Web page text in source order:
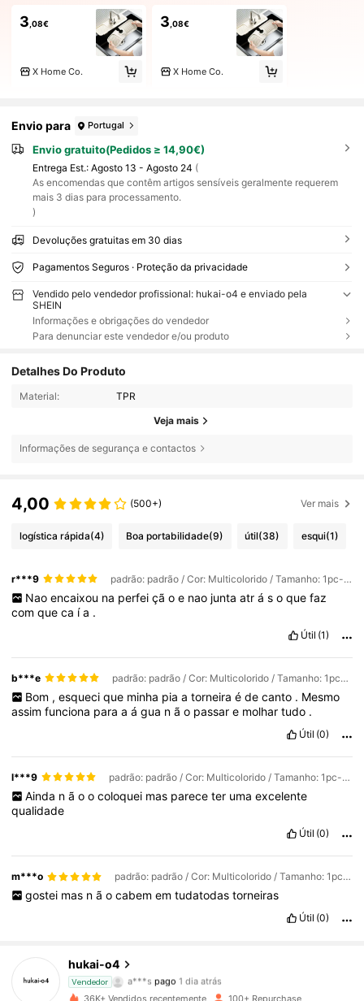
3 ,08€
X Home Co.
3 ,08€
X Home Co.
Envio para Portugal
Envio gratuito(Pedidos ≥ 14,90€)
Entrega Est.: Agosto 13 - Agosto 24 (
As encomendas que contêm artigos sensíveis geralmente requerem
mais 3 dias para processamento.
)
Devoluções gratuitas em 30 dias
Pagamentos Seguros · Proteção da privacidade
Vendido pelo vendedor profissional: hukai-o4 e enviado pela
SHEIN
Informações e obrigações do vendedor
Para denunciar este vendedor e/ou produto
Detalhes Do Produto
Material: TPR
Veja mais
Informações de segurança e contactos
4,00 (500+) Ver mais
logística rápida(4) Boa portabilidade(9) útil(38) esqui(1)
r***9 padrão: padrão / Cor: Multicolorido / Tamanho: 1pc-cinza
Nao encaixou na perfei çã o e nao junta atr á s o que faz
comqueca ía .
Útil (1)
b***e padrão: padrão / Cor: Multicolorido / Tamanho: 1pc-cinza
Bom , esqueci que minha pia a torneira é de canto . Mesmo
assimfunciona paraaágua não passare molhartudo .
Útil (0)
l***9 padrão: padrão / Cor: Multicolorido / Tamanho: 1pc-amarelo
Ainda n ã o o coloquei mas parece ter uma excelente
qualidade
Útil (0)
m***o padrão: padrão / Cor: Multicolorido / Tamanho: 1pc-cinza
gostei mas n ã o cabem em tudatodas torneiras
Útil (0)
hukai-o4
Vendedor
4,35
a***s pago 1 dia atrás
36K+ Vendidos recentemente 100+ Repurchase